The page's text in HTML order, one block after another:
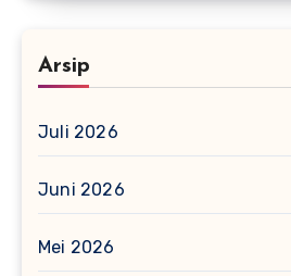
Arsip
Juli 2026
Juni 2026
Mei 2026